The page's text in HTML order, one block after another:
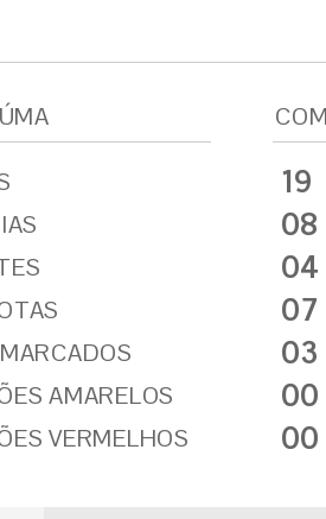
AMARELOS
VERMELHOS
19
08
04
07
03
00
00